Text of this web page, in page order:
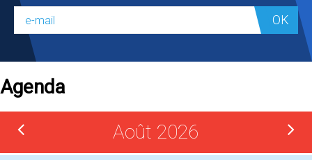
OK
Agenda
Août 2026